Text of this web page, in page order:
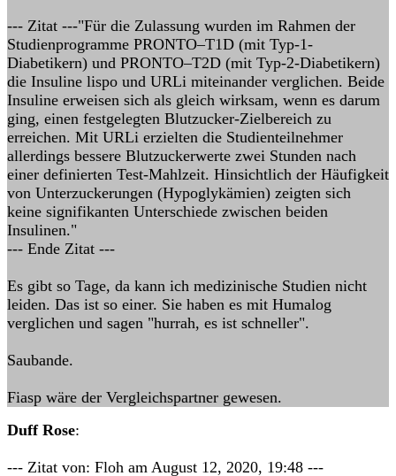
--- Zitat ---"Für die Zulassung wurden im Rahmen der
Studienprogramme PRONTO–T1D (mit Typ-1-
Diabetikern) und PRONTO–T2D (mit Typ-2-Diabetikern)
die Insuline lispo und URLi miteinander verglichen. Beide
Insuline erweisen sich als gleich wirksam, wenn es darum
ging, einen festgelegten Blutzucker-Zielbereich zu
erreichen. Mit URLi erzielten die Studienteilnehmer
allerdings bessere Blutzuckerwerte zwei Stunden nach
einer definierten Test-Mahlzeit. Hinsichtlich der Häufigkeit
von Unterzuckerungen (Hypoglykämien) zeigten sich
keine signifikanten Unterschiede zwischen beiden
Insulinen."
--- Ende Zitat ---
Es gibt so Tage, da kann ich medizinische Studien nicht
leiden. Das ist so einer. Sie haben es mit Humalog
verglichen und sagen "hurrah, es ist schneller".
Saubande.
Fiasp wäre der Vergleichspartner gewesen.
Duff Rose:
--- Zitat von: Floh am August 12, 2020, 19:48 ---